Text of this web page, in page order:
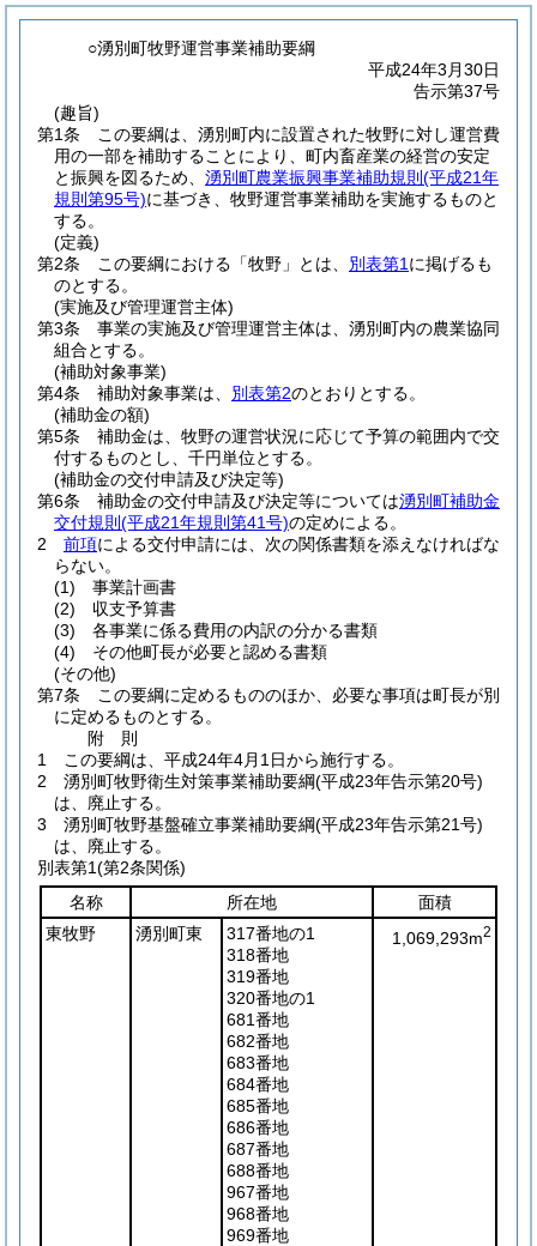
○湧別町牧野運営事業補助要綱
平成24年3月30日
告示第37号
(趣旨)
第1条
この要綱は、湧別町内に設置された牧野に対し運営費
用の一部を補助することにより、町内畜産業の経営の安定
と振興を図るため、 湧別町農業振興事業補助規則 (平成21年
規則第95号)に基づき、牧野運営事業補助を実施するものと
する。
(定義)
第2条
この要綱における「牧野」とは、 別表第1 に掲げるも
のとする。
(実施及び管理運営主体)
第3条
事業の実施及び管理運営主体は、湧別町内の農業協同
組合とする。
(補助対象事業)
第4条
補助対象事業は、 別表第2のとおりとする。
(補助金の額)
第5条
補助金は、牧野の運営状況に応じて予算の範囲内で交
付するものとし、千円単位とする。
(補助金の交付申請及び決定等)
第6条
補助金の交付申請及び決定等については湧別町補助金
交付規則 (平成21年規則第41号)の定めによる。
2
前項による交付申請には、次の関係書類を添えなければな
らない。
(1)
事業計画書
(2)
収支予算書
(3)
各事業に係る費用の内訳の分かる書類
(4)
その他町長が必要と認める書類
(その他)
第7条
この要綱に定めるもののほか、必要な事項は町長が別
に定めるものとする。
附 則
1
この要綱は、平成24年4月1日から施行する。
2
湧別町牧野衛生対策事業補助要綱(平成23年告示第20号)
は、廃止する。
3
湧別町牧野基盤確立事業補助要綱(平成23年告示第21号)
は、廃止する。
別表第1(第2条関係)
名称
所在地
面積
東牧野
湧別町東
317番地の1
318番地
319番地
320番地の1
681番地
682番地
683番地
684番地
685番地
686番地
687番地
688番地
967番地
968番地
969番地
1,069,293m2